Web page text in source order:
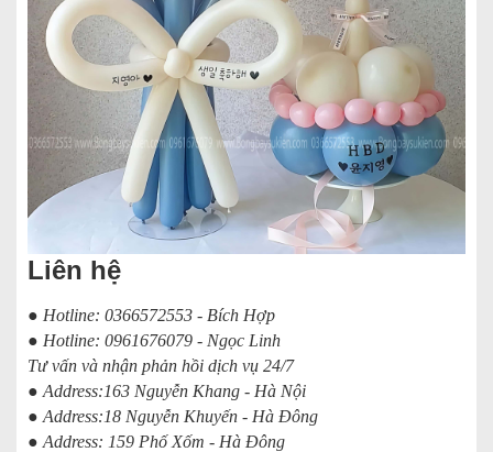
Liên hệ
● Hotline: 0366572553 - Bích Hợp
● Hotline: 0961676079 - Ngọc Linh
Tư vấn và nhận phản hồi dịch vụ 24/7
● Address:163 Nguyễn Khang - Hà Nội
● Address:18 Nguyễn Khuyến - Hà Đông
● Address: 159 Phố Xốm - Hà Đông